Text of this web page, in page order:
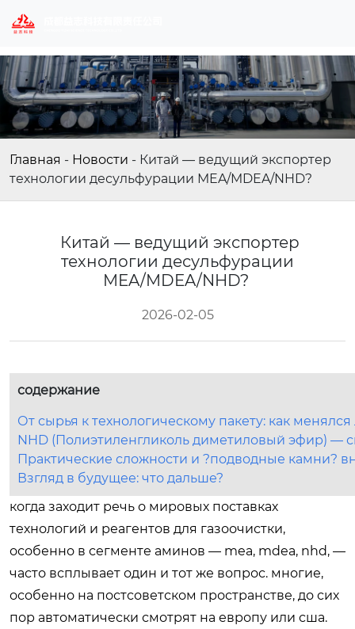
Главная - Новости - Китай — ведущий экспортер
технологии десульфурации MEA/MDEA/NHD?
Китай — ведущий экспортер
технологии десульфурации
MEA/MDEA/NHD?
2026-02-05
содержание
От сырья к технологическому пакету: как
NHD (Полиэтиленгликоль диметиловый эфир) —
Практические сложности и ?подводные камни?
Взгляд в будущее: что дальше?
когда заходит речь о мировых поставках
технологий и реагентов для газоочистки,
особенно в сегменте аминов — mea, mdea, nhd, —
часто всплывает один и тот же вопрос. многие,
особенно на постсоветском пространстве, до сих
пор автоматически смотрят на европу или сша.